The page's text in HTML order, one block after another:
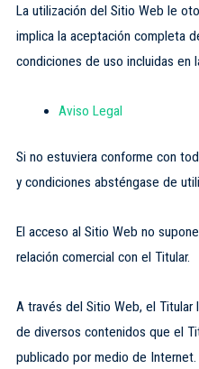
La utilización del Sitio Web le
implica la aceptación completa
condiciones de uso incluidas en
Aviso Legal
Si no estuviera conforme con
y condiciones absténgase de
El acceso al Sitio Web no
relación comercial con el Titular.
A través del Sitio Web, el
de diversos contenidos que el
publicado por medio de Internet.